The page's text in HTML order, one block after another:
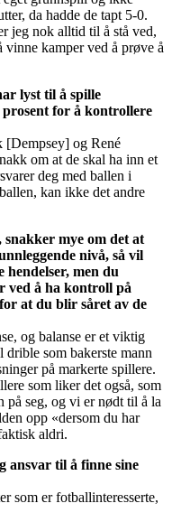
da hadde de tapt 5-0.
jeg nok alltid til å stå ved,
kamper ved å prøve å
lyst til å spille
for å kontrollere
[Dempsey] og René
om at de skal ha inn et
deg med ballen i
kan ikke det andre
mye om det at
nivå, så vil
men du
ved å ha kontroll på
at du blir såret av de
og balanse er et viktig
som bakerste mann
på markerte spillere.
som liker det også, som
på seg, og vi er nødt til å la
opp «dersom du har
aldri.
ansvar til å finne sine
som er fotballinteresserte,